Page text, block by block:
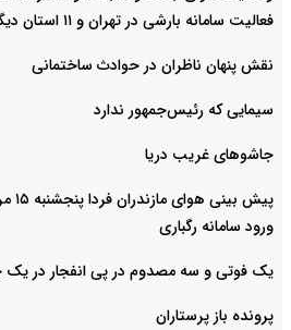
فعالیت سامانه بارشی در تهران و ۱۱ استان دیگر صادر شد
نقش پنهان ناظران در حوادث ساختمانی
سیمایی که رئیس‌جمهور ندارد
جاشوهای غریب دریا
ورود سامانه رگباری
یک فوتی و سه مصدوم در پی انفجار در
پرونده باز پرستاران